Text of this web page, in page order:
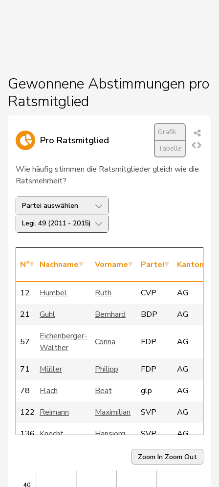
Gewonnene Abstimmungen pro
Ratsmitglied
Pro Ratsmitglied
Grafik
Tabelle
Wie häufig stimmen die Ratsmitglieder gleich wie die
Ratsmehrheit?
Partei auswählen
Legi. 49 (2011 - 2015)
N° Nachname Vorname Partei Kanton
12 Humbel Ruth CVP
AG
21
Guhl Bernhard BDP AG
57
Eichenberger-
Walther
Corina FDP AG
71 Müller Philipp FDP
AG
78
Flach Beat glp
AG
122 Reimann Maximilian SVP
AG
136 Knecht Hansjörg SVP
AG
SVP
AG
Zoom In Zoom Out
40